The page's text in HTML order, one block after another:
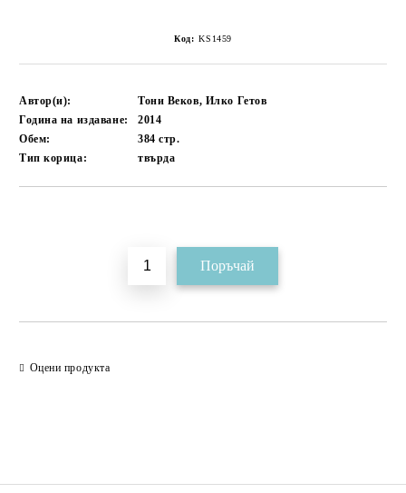
Код: KS1459
Автор(и):
Тони Веков, Илко Гетов
Година на издаване:
2014
Обем:
384стр.
Тип корица:
твърда
Оцени продукта